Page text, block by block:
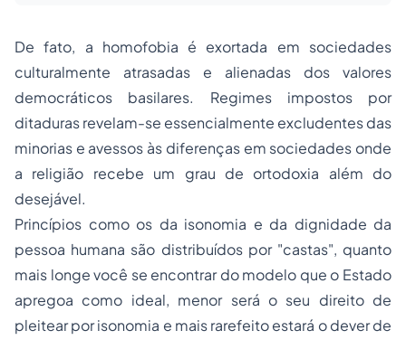
De fato, a homofobia é exortada em sociedades
culturalmente atrasadas e alienadas dos valores
democráticos basilares. Regimes impostos por
ditaduras revelam-se essencialmente excludentes das
minorias e avessos às diferenças em sociedades onde
a religião recebe um grau de ortodoxia além do
desejável.
Princípios como os da isonomia e da dignidade da
pessoa humana são distribuídos por "castas", quanto
mais longe você se encontrar do modelo que o Estado
apregoa como ideal, menor será o seu direito de
pleitear por isonomia e mais rarefeito estará o dever de